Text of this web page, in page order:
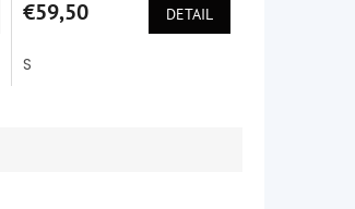
je
z
€59,50 DETAIL
S